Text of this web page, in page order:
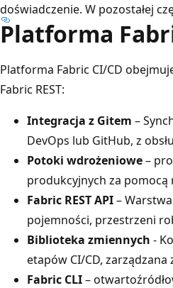
doświadczenie. W pozostałej
Platforma
Platforma Fabric CI/CD
Fabric REST:
Integracja z Gitem –
DevOps lub GitHub, z
Potoki wdrożeniowe–
produkcyjnych za
Fabric REST API–
pojemności, przestrzeni
Biblioteka zmiennych -
etapów CI/CD,
Fabric CLI–